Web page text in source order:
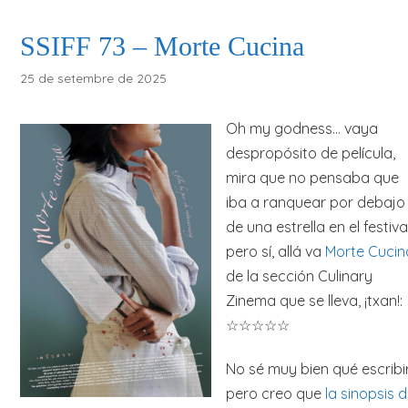
SSIFF 73 – Morte Cucina
25 de setembre de 2025
Oh my godness… vaya
despropósito de película,
mira que no pensaba que
iba a ranquear por debajo
de una estrella en el
pero sí, allá va Morte
de la sección Culinary
Zinema que se lleva, ¡txan!:
☆☆☆☆☆
No sé muy bien qué
pero creo que la sinopsis